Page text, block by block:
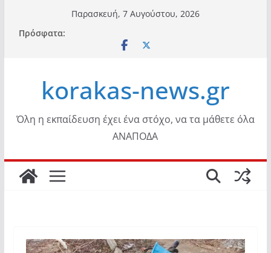
περιεχόμενο
Παρασκευή, 7 Αυγούστου, 2026
Πρόσφατα:
korakas-news.gr
Όλη η εκπαίδευση έχει ένα στόχο, να τα μάθετε όλα
ΑΝΑΠΟΔΑ